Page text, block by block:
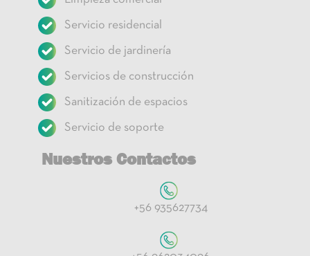
Servicio residencial
Servicio de jardinería
Servicios de construcción
Sanitización de espacios
Servicio de soporte
Nuestros Contactos
+56 935627734